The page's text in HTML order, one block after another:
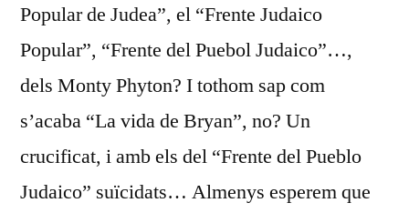
Popular de Judea”, el “Frente Judaico
Popular”, “Frente del Puebol Judaico”…,
dels Monty Phyton? I tothom sap com
s’acaba “La vida de Bryan”, no? Un
crucificat, i amb els del “Frente del Pueblo
Judaico” suïcidats… Almenys esperem que